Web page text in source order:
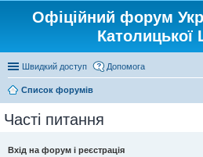
Офіційний форум
Католицької
Швидкий доступ Допомога
Список форумів
Часті питання
Вхід на форум і реєстрація